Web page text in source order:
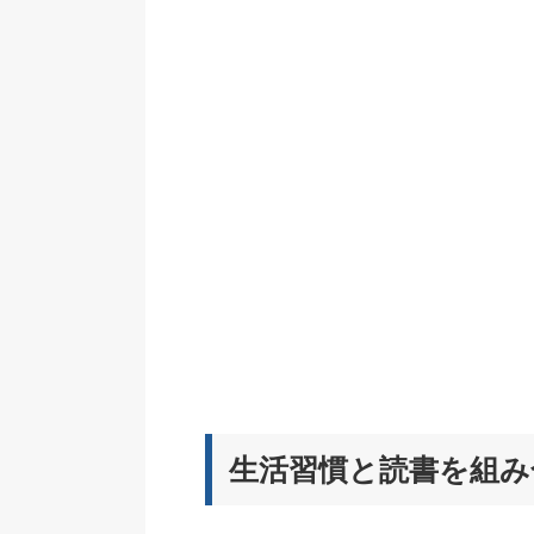
生活習慣と読書を組